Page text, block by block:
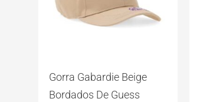
Gorra Gabardie Beige
Bordados De Guess